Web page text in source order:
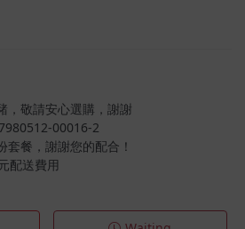
，敬請安心選購，謝謝
00016-2
餐，謝謝您的配合！
配送費用